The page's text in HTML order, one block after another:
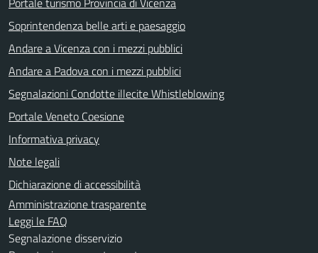
Soprintendenza belle arti e paesaggio
Andare a Vicenza con i mezzi pubblici
Andare a Padova con i mezzi pubblici
Segnalazioni Condotte illecite Whistleblowing
Portale Veneto Coesione
Informativa privacy
Note legali
Dichiarazione di accessibilità
Amministrazione trasparente
Leggi le FAQ
Segnalazione disservizio